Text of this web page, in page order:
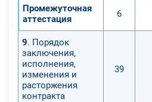
Промежуточная
аттестация
6
9. Порядок
заключения,
исполнения,
изменения и
расторжения
контракта
39